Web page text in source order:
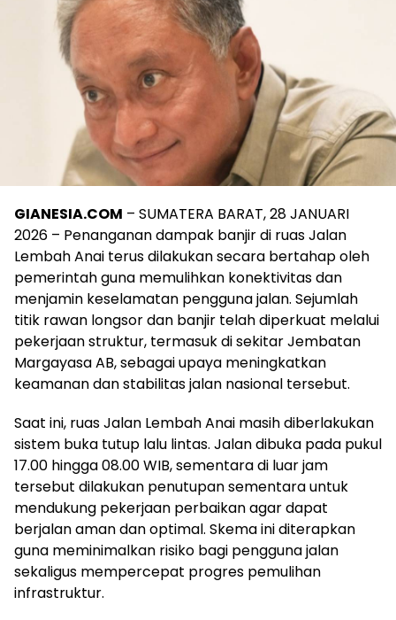
GIANESIA.COM – SUMATERA BARAT, 28 JANUARI
2026 – Penanganan dampak banjir di ruas Jalan
Lembah Anai terus dilakukan secara bertahap oleh
pemerintah guna memulihkan konektivitas dan
menjamin keselamatan pengguna jalan. Sejumlah
titik rawan longsor dan banjir telah diperkuat melalui
pekerjaan struktur, termasuk di sekitar Jembatan
Margayasa AB, sebagai upaya meningkatkan
keamanan dan stabilitas jalan nasional tersebut.
Saat ini, ruas Jalan Lembah Anai masih diberlakukan
sistem buka tutup lalu lintas. Jalan dibuka pada pukul
17.00 hingga 08.00 WIB, sementara di luar jam
tersebut dilakukan penutupan sementara untuk
mendukung pekerjaan perbaikan agar dapat
berjalan aman dan optimal. Skema ini diterapkan
guna meminimalkan risiko bagi pengguna jalan
sekaligus mempercepat progres pemulihan
infrastruktur.